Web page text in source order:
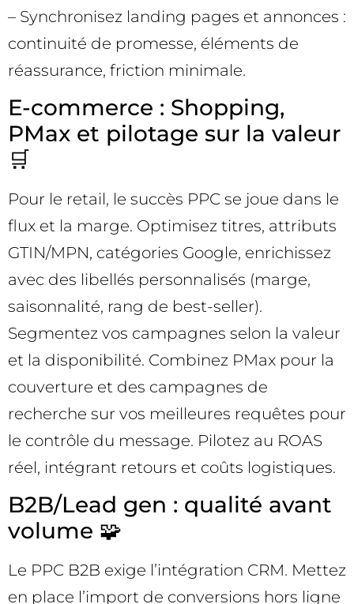
– Synchronisez landing pages et annonces :
continuité de promesse, éléments de
réassurance, friction minimale.
E-commerce : Shopping,
PMax et pilotage sur la valeur
🛒
Pour le retail, le succès PPC se joue dans le
flux et la marge. Optimisez titres, attributs
GTIN/MPN, catégories Google, enrichissez
avec des libellés personnalisés (marge,
saisonnalité, rang de best-seller).
Segmentez vos campagnes selon la valeur
et la disponibilité. Combinez PMax pour la
couverture et des campagnes de
recherche sur vos meilleures requêtes pour
le contrôle du message. Pilotez au ROAS
réel, intégrant retours et coûts logistiques.
B2B/Lead gen : qualité avant
volume 🧩
Le PPC B2B exige l’intégration CRM. Mettez
en place l’import de conversions hors ligne